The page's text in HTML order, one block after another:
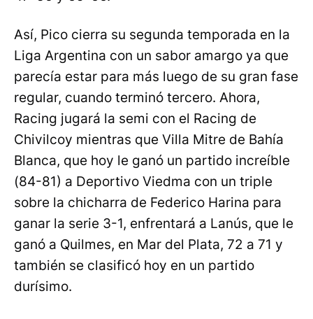
Así, Pico cierra su segunda temporada en la
Liga Argentina con un sabor amargo ya que
parecía estar para más luego de su gran fase
regular, cuando terminó tercero. Ahora,
Racing jugará la semi con el Racing de
Chivilcoy mientras que Villa Mitre de Bahía
Blanca, que hoy le ganó un partido increíble
(84-81) a Deportivo Viedma con un triple
sobre la chicharra de Federico Harina para
ganar la serie 3-1, enfrentará a Lanús, que le
ganó a Quilmes, en Mar del Plata, 72 a 71 y
también se clasificó hoy en un partido
durísimo.